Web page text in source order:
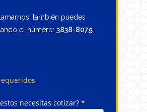
también puedes
el número:3838-8075
necesitas cotizar? *